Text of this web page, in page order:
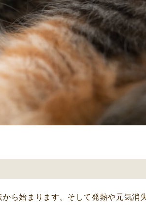
ら始まります。そして発熱や元気消失